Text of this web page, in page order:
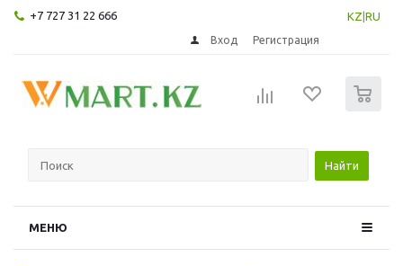
+7 727 31 22 666 KZ RU
Вход Регистрация
Найти
МЕНЮ